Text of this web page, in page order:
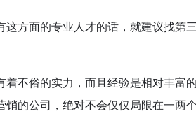
方面的专业人才的话，就建议找第
不俗的实力，而且经验是相对丰富
的公司，绝对不会仅仅局限在一两